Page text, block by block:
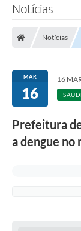
Notícias
Notícias
MAR
16
16
Prefeitura
a dengue no